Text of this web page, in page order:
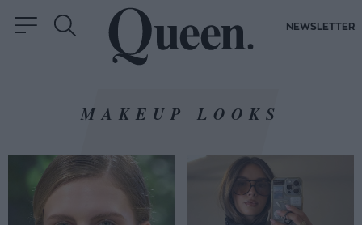
NEWSLETTER
MAKEUP LOOKS